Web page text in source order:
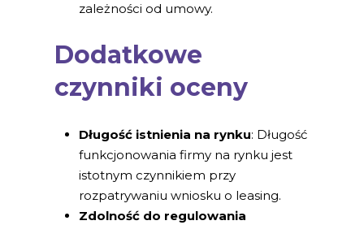
zależności od umowy.
Dodatkowe
czynniki oceny
Długość istnienia na rynku: Długość
funkcjonowania firmy na rynku jest
istotnym czynnikiem przy
rozpatrywaniu wniosku o leasing.
Zdolność do regulowania